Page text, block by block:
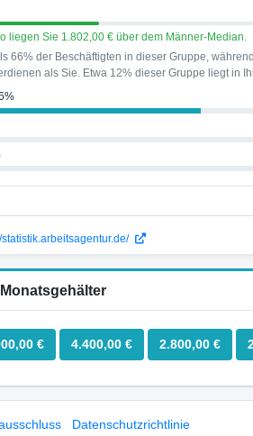
liegen Sie 1.802,00 € über dem Männer-Median.
66% der Beschäftigten in dieser Gruppe,
als Sie. Etwa 12% dieser Gruppe liegt in
statistik.arbeitsagentur.de/
€ 4.400,00 € 2.800,00 €
Datenschutzrichtlinie